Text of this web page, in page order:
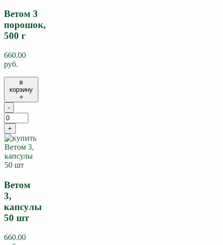
Ветом 3
порошок,
500 г
660.00
руб.
в
корзину
+
-
+
Ветом
3,
капсулы
50 шт
660.00